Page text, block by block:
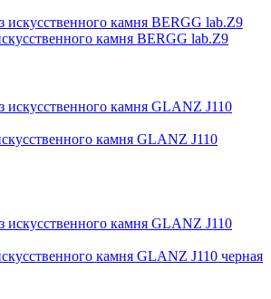
камня BERGG lab.Z9
камня GLANZ J110
камня GLANZ J110 черная